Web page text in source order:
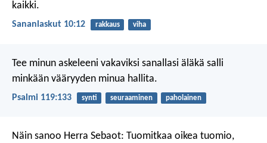
kaikki.
Sananlaskut 10:12 rakkaus viha
Tee minun askeleeni vakaviksi sanallasi äläkä salli
minkään vääryyden minua hallita.
Psalmi 119:133 synti seuraaminen paholainen
Näin sanoo Herra Sebaot: Tuomitkaa oikea tuomio,